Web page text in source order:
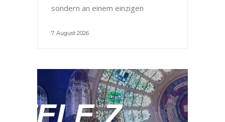
sondern an einem einzigen
7. August 2026